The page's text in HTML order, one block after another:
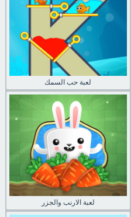
لعبة حب السمك
لعبة الارنب والجزر